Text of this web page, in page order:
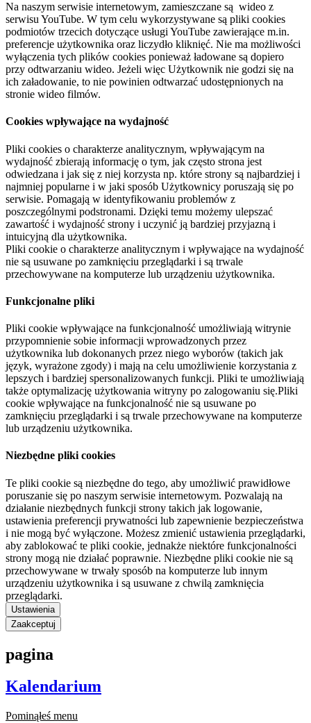
Na naszym serwisie internetowym, zamieszczane są wideo z
serwisu YouTube. W tym celu wykorzystywane są pliki cookies
podmiotów trzecich dotyczące usługi YouTube zawierające m.in.
preferencje użytkownika oraz liczydło kliknięć. Nie ma możliwości
wyłączenia tych plików cookies ponieważ ładowane są dopiero
przy odtwarzaniu wideo. Jeżeli więc Użytkownik nie godzi się na
ich załadowanie, to nie powinien odtwarzać udostępnionych na
stronie wideo filmów.
Cookies wpływające na wydajność
Pliki cookies o charakterze analitycznym, wpływającym na
wydajność zbierają informację o tym, jak często strona jest
odwiedzana i jak się z niej korzysta np. które strony są najbardziej i
najmniej popularne i w jaki sposób Użytkownicy poruszają się po
serwisie. Pomagają w identyfikowaniu problemów z
poszczególnymi podstronami. Dzięki temu możemy ulepszać
zawartość i wydajność strony i uczynić ją bardziej przyjazną i
intuicyjną dla użytkownika.
Pliki cookie o charakterze analitycznym i wpływające na wydajność
nie są usuwane po zamknięciu przeglądarki i są trwale
przechowywane na komputerze lub urządzeniu użytkownika.
Funkcjonalne pliki
Pliki cookie wpływające na funkcjonalność umożliwiają witrynie
przypomnienie sobie informacji wprowadzonych przez
użytkownika lub dokonanych przez niego wyborów (takich jak
język, wyrażone zgody) i mają na celu umożliwienie korzystania z
lepszych i bardziej spersonalizowanych funkcji. Pliki te umożliwiają
także optymalizację użytkowania witryny po zalogowaniu się.Pliki
cookie wpływające na funkcjonalność nie są usuwane po
zamknięciu przeglądarki i są trwale przechowywane na komputerze
lub urządzeniu użytkownika.
Niezbędne pliki cookies
Te pliki cookie są niezbędne do tego, aby umożliwić prawidłowe
poruszanie się po naszym serwisie internetowym. Pozwalają na
działanie niezbędnych funkcji strony takich jak logowanie,
ustawienia preferencji prywatności lub zapewnienie bezpieczeństwa
i nie mogą być wyłączone. Możesz zmienić ustawienia przeglądarki,
aby zablokować te pliki cookie, jednakże niektóre funkcjonalności
strony mogą nie działać poprawnie. Niezbędne pliki cookie nie są
przechowywane w trwały sposób na komputerze lub innym
urządzeniu użytkownika i są usuwane z chwilą zamknięcia
przeglądarki.
Ustawienia
Zaakceptuj
pagina
Kalendarium
Pominąłeś menu